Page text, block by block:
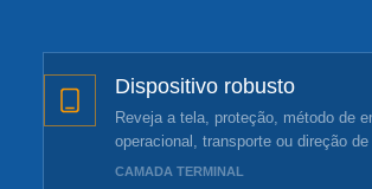
Dispositivo robusto
Reveja a tela, proteção, método de
operacional, transporte ou direção
CAMADA TERMINAL